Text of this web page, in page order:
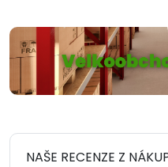
NAŠE RECENZE Z